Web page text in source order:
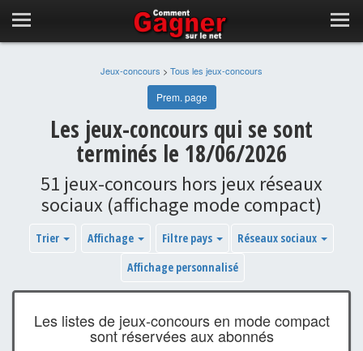
Jeux-concours > Tous les jeux-concours
Prem. page
Les jeux-concours qui se sont
terminés le 18/06/2026
51 jeux-concours hors jeux réseaux
sociaux (affichage mode compact)
Trier Affichage Filtre pays
Réseaux sociaux
Affichage personnalisé
Les listes de jeux-concours en mode compact
sont réservées aux abonnés